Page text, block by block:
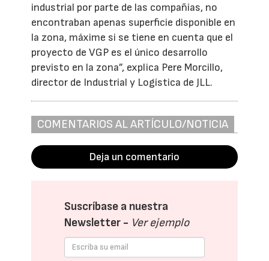
industrial por parte de las compañías, no
encontraban apenas superficie disponible en
la zona, máxime si se tiene en cuenta que el
proyecto de VGP es el único desarrollo
previsto en la zona”, explica Pere Morcillo,
director de Industrial y Logística de JLL.
COMENTARIOS AL ARTÍCULO/NOTICIA
Deja un comentario
Suscríbase a nuestra
Newsletter - Ver ejemplo